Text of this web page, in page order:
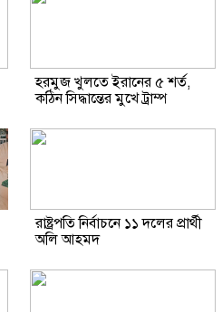
হরমুজ খুলতে ইরানের ৫ শর্ত,
কঠিন সিদ্ধান্তের মুখে ট্রাম্প
রাষ্ট্রপতি নির্বাচনে ১১ দলের প্রার্থী
অলি আহমদ